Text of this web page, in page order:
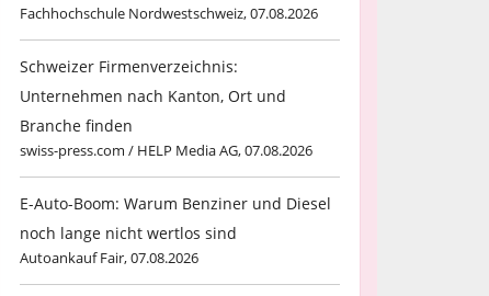
Fachhochschule Nordwestschweiz, 07.08.2026
Schweizer Firmenverzeichnis:
Unternehmen nach Kanton, Ort und
Branche finden
swiss-press.com / HELP Media AG, 07.08.2026
E-Auto-Boom: Warum Benziner und Diesel
noch lange nicht wertlos sind
Autoankauf Fair, 07.08.2026